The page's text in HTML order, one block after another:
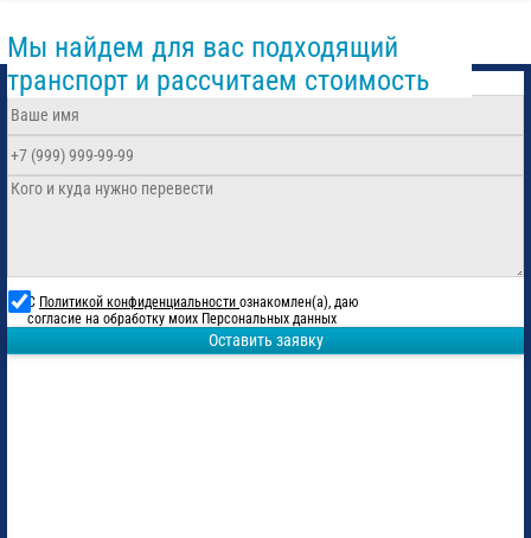
Мы найдем для вас подходящий
транспорт и рассчитаем стоимость
С Политикой конфиденциальности ознакомлен(а), даю
согласие на обработку моих Персональных данных
Оставить заявку